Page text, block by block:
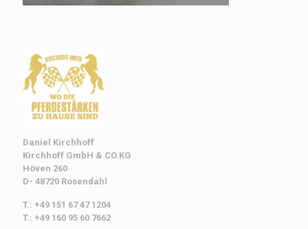
Daniel Kirchhoff
Kirchhoff GmbH & CO.KG
Höven 260
D- 48720 Rosendahl
T.: +49 151 67 47 1204
T.: +49 160 95 60 7662